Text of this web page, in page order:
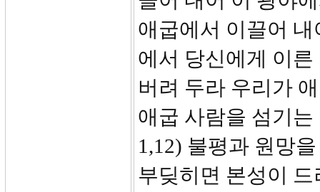
애굽에서 이끌어
에서 당신에게 이
버려 두라 우리가
애굽 사람을 섬기
1,12) 불평과 원망
부딪히면 본성이